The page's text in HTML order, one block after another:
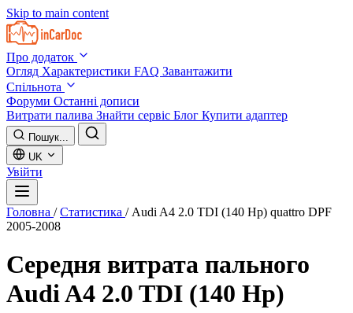
Skip to main content
Про додаток
Огляд Характеристики FAQ Завантажити
Спільнота
Форуми Останні дописи
Витрати палива Знайти сервіс Блог Купити адаптер
Пошук...
UK
Увійти
Головна / Статистика / Audi A4 2.0 TDI (140 Hp) quattro DPF
2005-2008
Середня витрата пального
Audi A4 2.0 TDI (140 Hp)